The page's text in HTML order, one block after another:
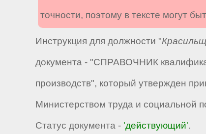
точности, поэтому в тексте могут
Инструкция для должности "
документа - "СПРАВОЧНИК
производств", который утвержден
Министерством труда и социальной
Статус документа - 'действующий'.